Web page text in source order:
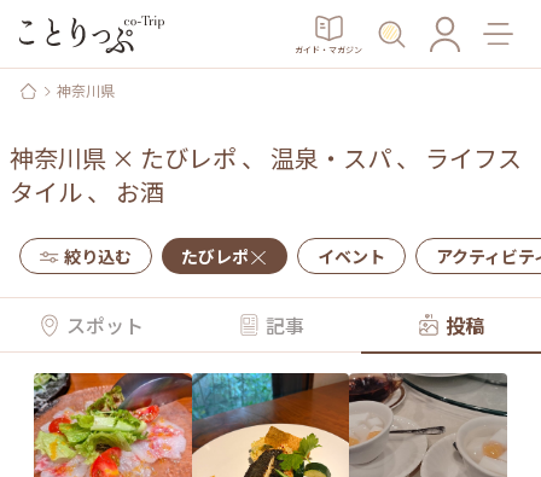
ガイド・マガジン
神奈川県
神奈川県 × たびレポ 、 温泉・スパ、 ライフス
タイル、 お酒
絞り込む たびレポ イベント アクティビテ
スポット 記事 投稿